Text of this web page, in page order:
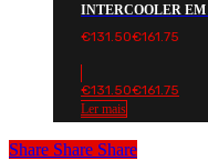
INTERCOOLER
€131.50€161.75
€131.50€161.75
Ler mais
Share Share Share